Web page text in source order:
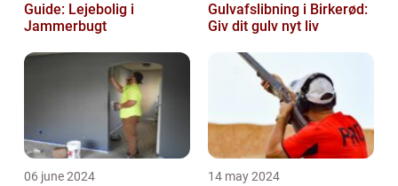
Guide: Lejebolig i
Jammerbugt
Gulvafslibning i Birkerød:
Giv dit gulv nyt liv
06 june 2024 14 may 2024